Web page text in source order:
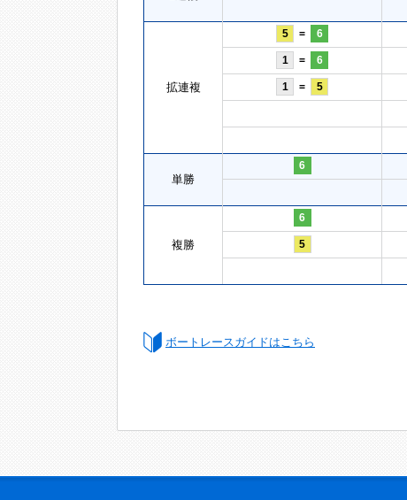
拡連複
5 = 6
1 = 6
1 = 5
単勝
6
複勝
6
5
ボートレースガイドはこちら